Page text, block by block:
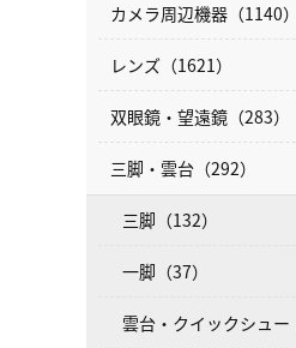
カメラ周辺機器（1140）
レンズ（1621）
双眼鏡・望遠鏡（283）
三脚・雲台（292）
三脚（132）
一脚（37）
雲台・クイックシュー